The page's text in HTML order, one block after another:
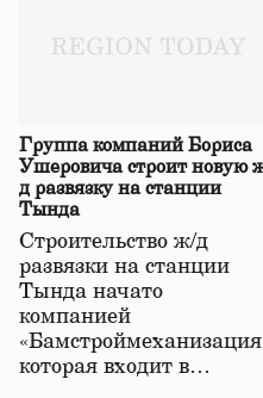
Группа компаний Бориса
Ушеровича строит новую
д развязку на станции
Тында
Строительство ж/д
развязки на станции
Тында начато
компанией
которая входит в…